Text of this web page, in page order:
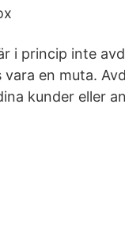
i princip inte
en muta.
kunder eller